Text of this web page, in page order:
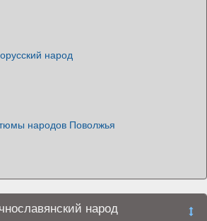
народ
народов Поволжья
народ